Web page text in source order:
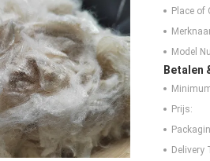
Place of
Model
Betalen
Prijs:
Delivery